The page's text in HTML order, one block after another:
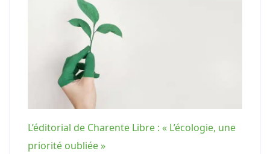
L’éditorial de Charente Libre : « L’écologie, une
priorité oubliée »